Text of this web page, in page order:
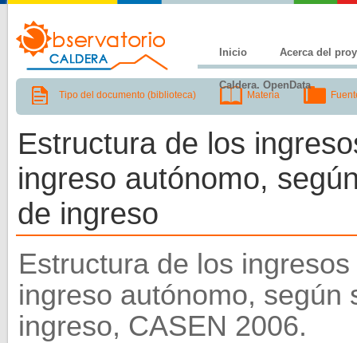
Inicio Acerca del
Caldera. OpenData
Tipo del documento (biblioteca) Materia
Estructura de los
ingreso autónomo,
de ingreso
Estructura de los
ingreso autónomo, según
ingreso, CASEN 2006.